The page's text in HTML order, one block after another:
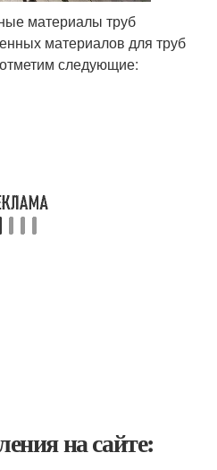
материалы труб
материалов для труб
следующие:
на сайте: